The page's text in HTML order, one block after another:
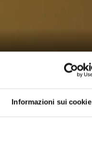
Informazioni sui cookie